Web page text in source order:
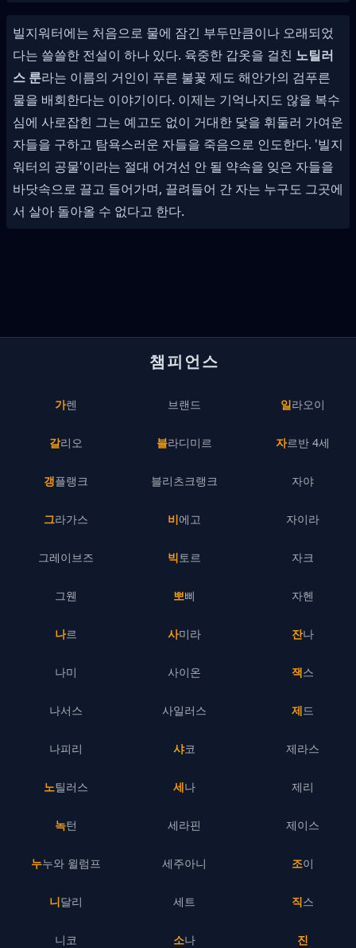
빌지워터에는 처음으로 물에 잠긴 부두만큼이나 오래되었
다는 쓸쓸한 전설이 하나 있다. 육중한 갑옷을 걸친 노틸러
스 룬라는 이름의 거인이 푸른 불꽃 제도 해안가의 검푸른
물을 배회한다는 이야기이다. 이제는 기억나지도 않을 복수
심에 사로잡힌 그는 예고도 없이 거대한 닻을 휘둘러 가여운
자들을 구하고 탐욕스러운 자들을 죽음으로 인도한다. '빌지
워터의 공물'이라는 절대 어겨선 안 될 약속을 잊은 자들을
바닷속으로 끌고 들어가며, 끌려들어 간 자는 누구도 그곳에
서 살아 돌아올 수 없다고 한다.
챔피언스
가렌
갈리오
갱플랭크
그라가스
그레이브즈
그웬
나르
나미
나서스
나피리
노틸러스
녹턴
누누와 윌럼프
니달리
니코
브랜드
블라디미르
블리츠크랭크
비에고
빅토르
뽀삐
사미라
사이온
사일러스
샤코
세나
세라핀
세주아니
세트
소나
일라오이
자르반 4세
자야
자이라
자크
자헨
잔나
잭스
제드
제라스
제리
제이스
조이
직스
진